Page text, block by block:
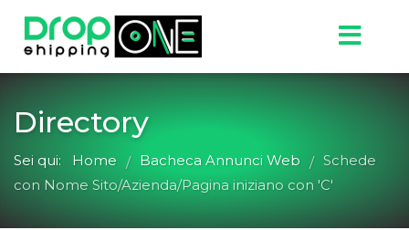
Directory
Sei qui: Home / Bacheca Annunci Web / Schede
con Nome Sito/Azienda/Pagina iniziano con 'C'